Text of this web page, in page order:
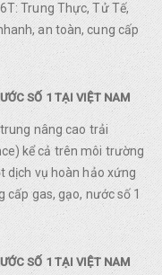
Trung Thực, Tử Tế,
an toàn, cung cấp
SỐ 1 TẠI VIỆT NAM
nâng cao trải
kể cả trên môi trường
dịch vụ hoàn hảo xứng
gas, gạo, nước số 1
SỐ 1 TẠI VIỆT NAM